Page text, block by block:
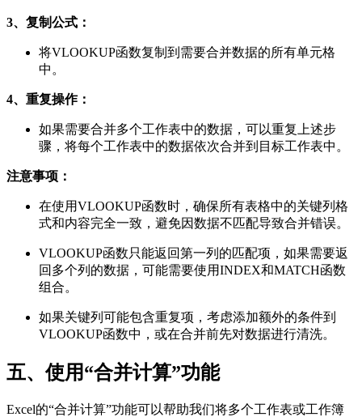
3、复制公式：
将VLOOKUP函数复制到需要合并数据的所有单元格
中。
4、重复操作：
如果需要合并多个工作表中的数据，可以重复上述步
骤，将每个工作表中的数据依次合并到目标工作表中。
注意事项：
在使用VLOOKUP函数时，确保所有表格中的关键列格
式和内容完全一致，避免因数据不匹配导致合并错误。
VLOOKUP函数只能返回第一列的匹配项，如果需要返
回多个列的数据，可能需要使用INDEX和MATCH函数
组合。
如果关键列可能包含重复项，考虑添加额外的条件到
VLOOKUP函数中，或在合并前先对数据进行清洗。
五、使用“合并计算”功能
Excel的“合并计算”功能可以帮助我们将多个工作表或工作簿